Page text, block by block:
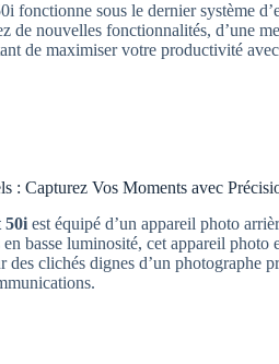
fonctionne sous le dernier système
de nouvelles fonctionnalités, d’une
de maximiser votre productivité
: Capturez Vos Moments avec
50i est équipé d’un appareil photo
basse luminosité, cet appareil
des clichés dignes d’un photographe